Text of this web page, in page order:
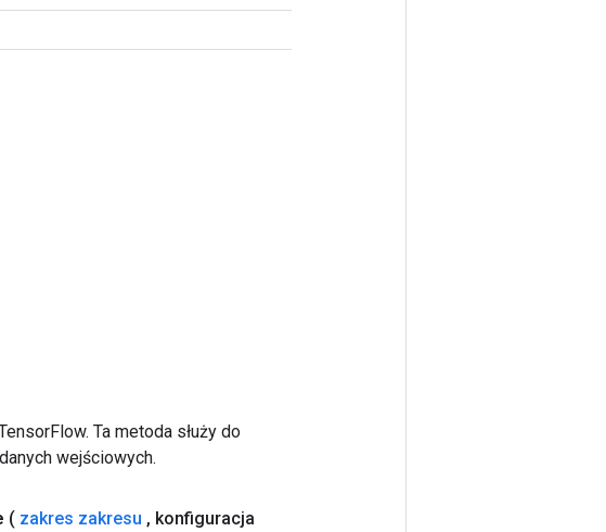
Ta metoda służy do
wejściowych.
( zakres zakresu , konfiguracja